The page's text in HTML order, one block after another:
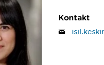
Kontakt